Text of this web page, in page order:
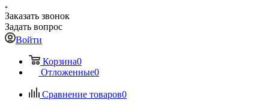
Заказать звонок
Задать вопрос
Войти
Корзина0
Отложенные0
Сравнение товаров0